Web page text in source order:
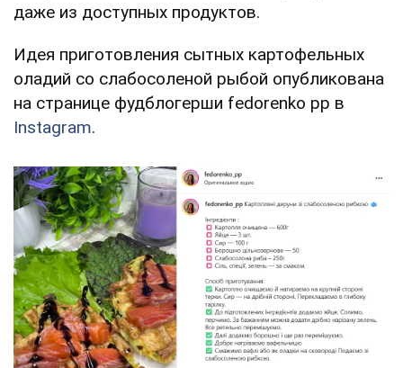
даже из доступных продуктов.
Идея приготовления сытных картофельных
оладий со слабосоленой рыбой опубликована
на странице фудблогерши fedorenko pp в
Instagram.